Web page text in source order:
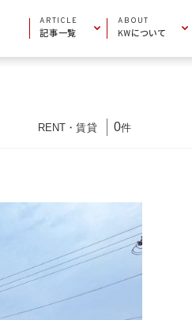
ARTICLE
記事一覧
エリアガイド
ABOUT
KWについて
加盟店一覧
RENT ・賃貸 0件